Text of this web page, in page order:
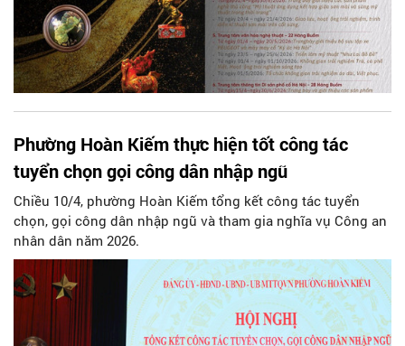
Phường Hoàn Kiếm thực hiện tốt công tác
tuyển chọn gọi công dân nhập ngũ
Chiều 10/4, phường Hoàn Kiếm tổng kết công tác tuyển
chọn, gọi công dân nhập ngũ và tham gia nghĩa vụ Công an
nhân dân năm 2026.